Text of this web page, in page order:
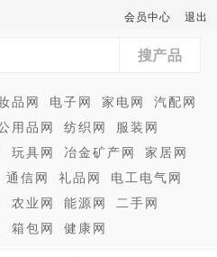
会员中心 退出
搜产品
品网 电子网 家电网
汽配网
用品网 纺织网
服装网
玩具网 冶金矿产网
家居网
通信网 礼品网
电工电气网
农业网 能源网
二手网
箱包网 健康网